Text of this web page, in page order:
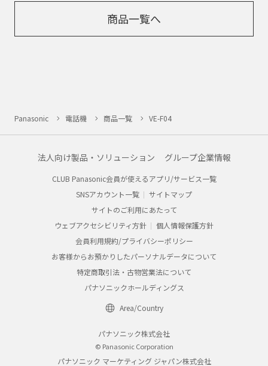
商品一覧へ
Panasonic 電話機 商品一覧 VE-F04
法人向け製品・ソリューション グループ企業情報
CLUB Panasonic会員が使えるアプリ/サービス一覧
SNSアカウント一覧
サイトマップ
サイトのご利用にあたって
ウェブアクセシビリティ方針
個人情報保護方針
会員利用規約/プライバシーポリシー
お客様からお預かりしたパーソナルデータについて
特定商取引法・古物営業法について
パナソニックホールディングス
Area/Country
パナソニック株式会社
© Panasonic Corporation
パナソニック マーケティング ジャパン株式会社